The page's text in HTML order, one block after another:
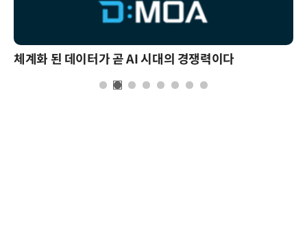
체계화 된 데이터가 곧 AI 시대의 경쟁력이다